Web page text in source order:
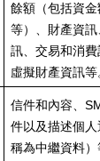
餘額（包括資
等）、財產資
訊、交易和消
虛擬財產資訊等
信件和內容、
件以及描述個
稱為中繼資料）